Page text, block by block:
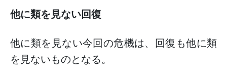
他に類を見ない回復
他に類を見ない今回の危機は、回復も他に類
を見ないものとなる。